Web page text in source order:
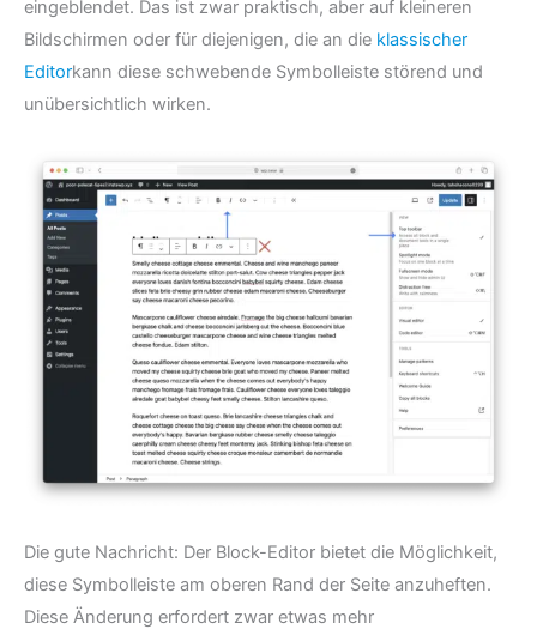
eingeblendet. Das ist zwar praktisch, aber auf kleineren
Bildschirmen oder für diejenigen, die an die klassischer
Editorkann diese schwebende Symbolleiste störend und
unübersichtlich wirken.
Die gute Nachricht: Der Block-Editor bietet die Möglichkeit,
diese Symbolleiste am oberen Rand der Seite anzuheften.
Diese Änderung erfordert zwar etwas mehr